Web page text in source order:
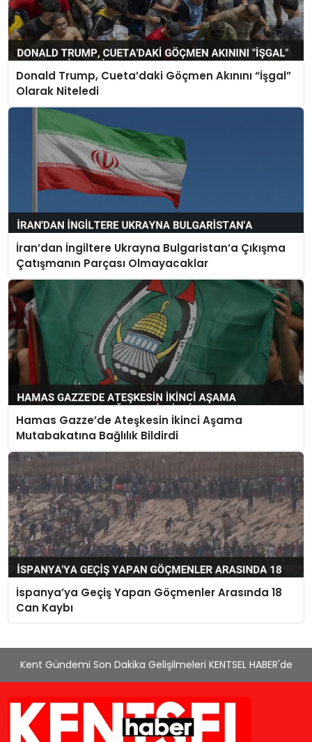
Donald Trump, Cueta’daki Göçmen Akınını “İşgal”
Olarak Niteledi
İran’dan İngiltere Ukrayna Bulgaristan’a Çıkışma
Çatışmanın Parçası Olmayacaklar
Hamas Gazze’de Ateşkesin İkinci Aşama
Mutabakatına Bağlılık Bildirdi
İspanya’ya Geçiş Yapan Göçmenler Arasında 18
Can Kaybı
Kent Gündemi Son Dakika Gelişilmeleri KENTSEL HABER'de